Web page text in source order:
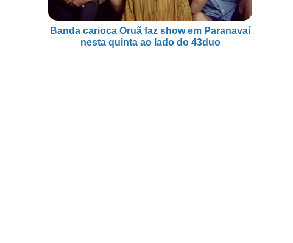
Banda carioca Oruã faz show em Paranavaí
nesta quinta ao lado do 43duo